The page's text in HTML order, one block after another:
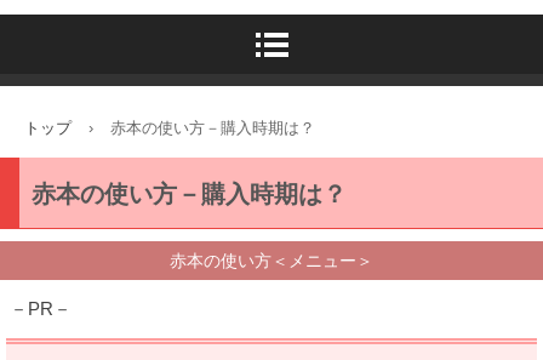
トップ › 赤本の使い方－購入時期は？
赤本の使い方－購入時期は？
赤本の使い方＜メニュー＞
－PR－